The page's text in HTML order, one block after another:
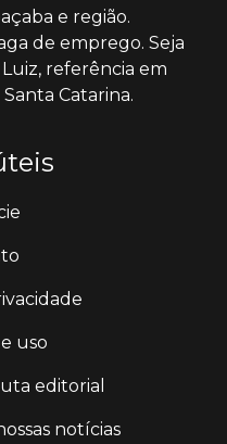
e região.
de emprego. Seja
referência em
Catarina.
uso
editorial
notícias